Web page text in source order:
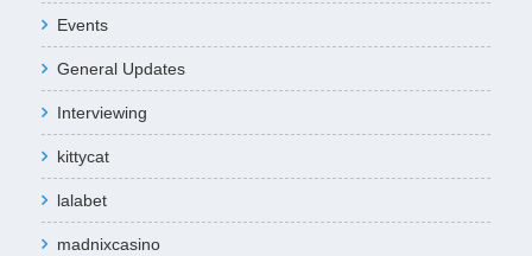
Events
General Updates
Interviewing
kittycat
lalabet
madnixcasino